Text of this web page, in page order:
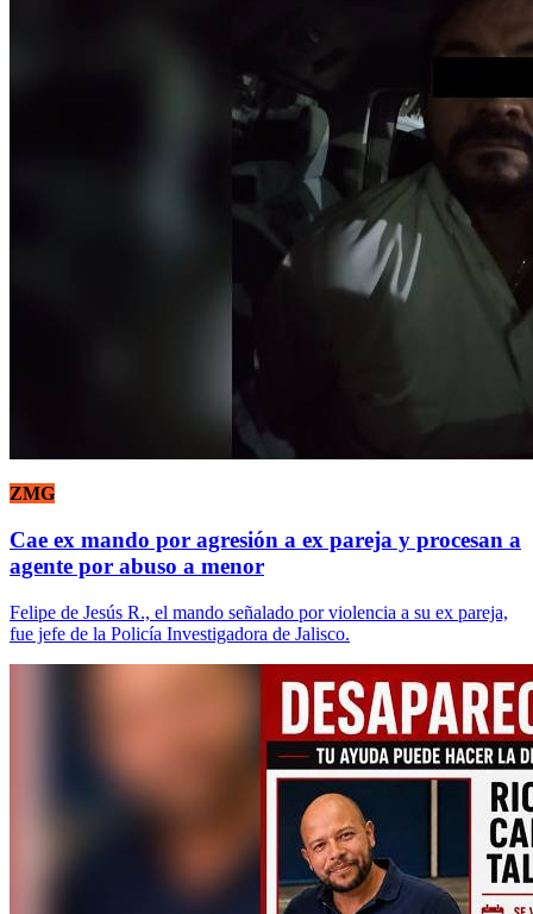
ZMG
Cae ex mando por agresión a ex pareja y procesan a
agente por abuso a menor
Felipe de Jesús R., el mando señalado por violencia a su ex pareja,
fue jefe de la Policía Investigadora de Jalisco.